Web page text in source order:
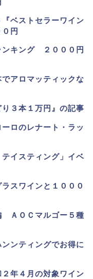
ベストセラーワイン
円
ンキング ２０００円
アロマッティックな
３本１万円』の記事
ロのレナート・ラッ
イスティング」イベ
スワインと１０００
ＡＯＣマルゴー５種
ンティングでお得に
年４月の対象ワイン